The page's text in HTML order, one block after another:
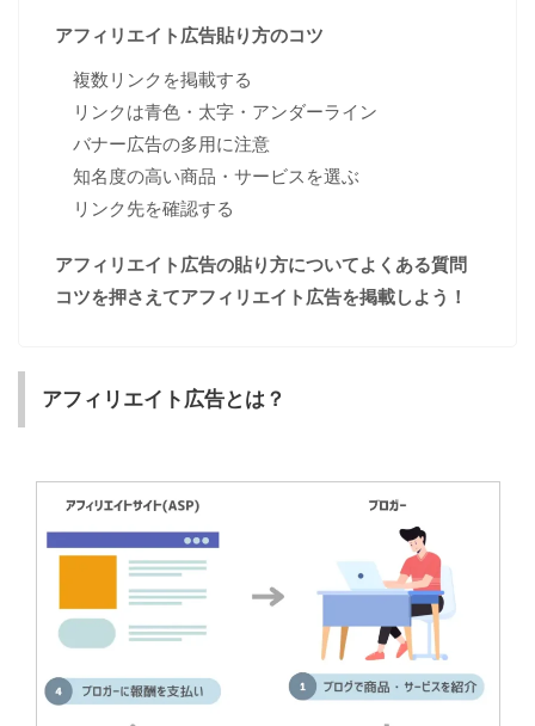
アフィリエイト広告貼り方のコツ
複数リンクを掲載する
リンクは青色・太字・アンダーライン
バナー広告の多用に注意
知名度の高い商品・サービスを選ぶ
リンク先を確認する
アフィリエイト広告の貼り方についてよくある質問
コツを押さえてアフィリエイト広告を掲載しよう！
アフィリエイト広告とは？